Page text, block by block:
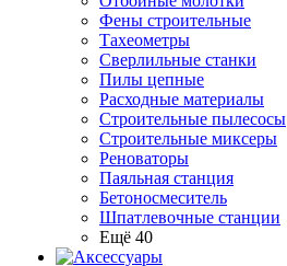
Фены строительные
Тахеометры
Сверлильные станки
Пилы цепные
Расходные материалы
Строительные пылесосы
Строительные миксеры
Реноваторы
Паяльная станция
Бетоносмеситель
Шпатлевочные станции
Ещё 40